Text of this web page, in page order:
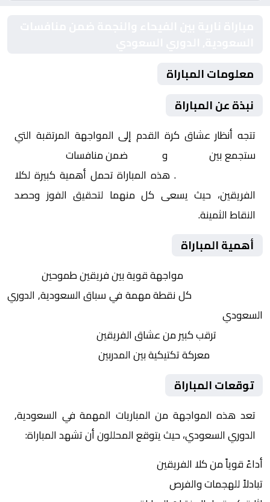
معلومات المباراة
نبذة عن المباراة
تتجه أنظار عشاق كرة القدم إلى المواجهة المرتقبة التي
ستجمع بين
و ضمن منافسات
. هذه المباراة تحمل أهمية كبيرة لكلا
الفريقين، حيث يسعى كل منهما لتحقيق الفوز وحصد
النقاط الثمينة.
أهمية المباراة
مواجهة قوية بين فريقين طموحين
كل نقطة مهمة في سباق السعودية, الدوري
السعودي
ترقب كبير من عشاق الفريقين
معركة تكتيكية بين المدربين
توقعات المباراة
تعد هذه المواجهة من المباريات المهمة في السعودية,
الدوري السعودي، حيث يتوقع المحللون أن تشهد المباراة:
أداءً قوياً من كلا الفريقين
تبادلاً للهجمات والفرص